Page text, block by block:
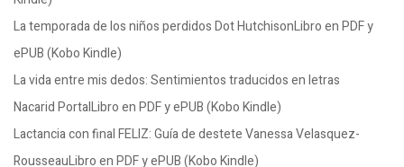
La temporada de los niños perdidos Dot HutchisonLibro en PDF y
ePUB (Kobo Kindle)
La vida entre mis dedos: Sentimientos traducidos en letras
Nacarid PortalLibro en PDF y ePUB (Kobo Kindle)
Lactancia con final FELIZ: Guía de destete Vanessa Velasquez-
RousseauLibro en PDF y ePUB (Kobo Kindle)